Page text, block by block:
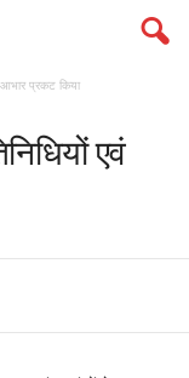
प्रकट किया
एवं